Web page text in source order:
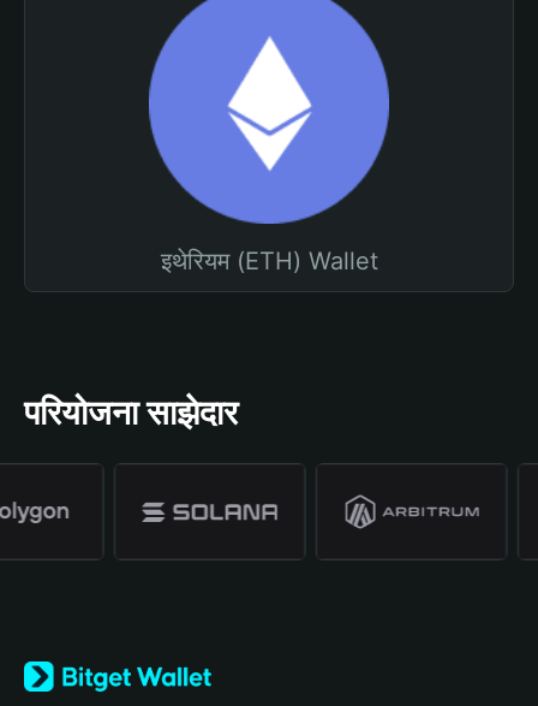
इथेरियम (ETH) Wallet
परियोजना साझेदार